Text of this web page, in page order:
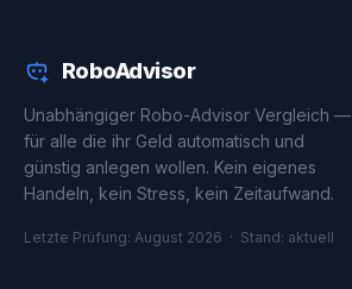
RoboAdvisor
Unabhängiger Robo-Advisor Vergleich —
für alle die ihr Geld automatisch und
günstig anlegen wollen. Kein eigenes
Handeln, kein Stress, kein Zeitaufwand.
Letzte Prüfung: August 2026 · Stand: aktuell